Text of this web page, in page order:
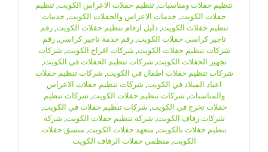
تنظيم حفلات ومناسبات, تنظيم حفلات الاعراس الكويت, تنظيم
حفلات الكويت, خدمات الاعراس والحفلات الكويت, خدمات
تنظيم حفلات الكويت, دليل ارقام تنظيم حفلات الكويت,رقم
تاجير كراسى حفلات الكويت,رقم خدمة تاجير كراسي,رقم
شركات تنظيم حفلات الكويت, شركات افراح الكويت, شركات
تجهيز الحفلات الكويت, شركات تنظيم الحفلات في الكويت,
شركات تنظيم حفلات اطفال في الكويت, شركات تنظيم حفلات
اعياد الميلاد في الكويت, شركات تنظيم حفلات الاعراس
والمناسبات, شركات تنظيم حفلات الكويت, شركات تنظيم
حفلات تخرج في الكويت, شركات تنظيم حفلات في الكويت,
شركات زفاف الكويت, شركة تنظيم حفلات الكويت, شركة
تنظيم حفلات بالكويت, متعهد حفلات الكويت, منسق حفلات
الكويت, منظمي حفلات الزفاف الكويت